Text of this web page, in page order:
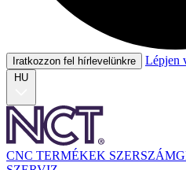
Iratkozzon fel hírlevelünkre Lépjen
HU
CNC TERMÉKEK